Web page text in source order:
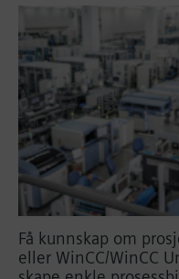
Få kunnskap om
eller WinCC/WinCC